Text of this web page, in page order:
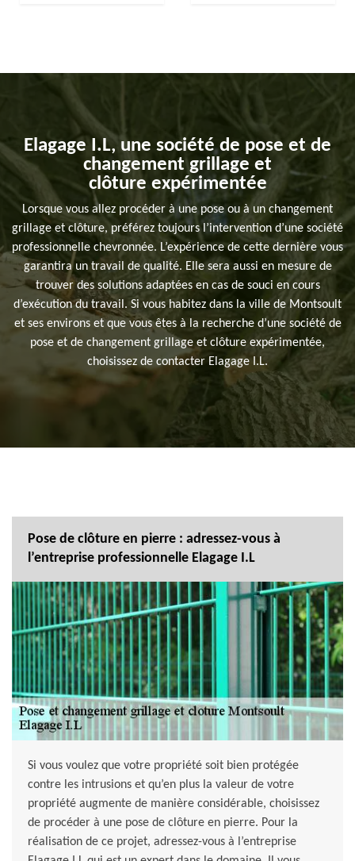
Elagage I.L, une société de pose et de
changement grillage et
clôture expérimentée
Lorsque vous allez procéder à une pose ou à un changement
grillage et clôture, préférez toujours l’intervention d’une société
professionnelle chevronnée. L’expérience de cette dernière vous
garantira un travail de qualité. Elle sera aussi en mesure de
trouver des solutions adaptées en cas de souci en cours
d’exécution du travail. Si vous habitez dans la ville de Montsoult
et ses environs et que vous êtes à la recherche d’une société de
pose et de changement grillage et clôture expérimentée,
choisissez de contacter Elagage I.L.
Pose de clôture en pierre : adressez-vous à
l’entreprise professionnelle Elagage I.L
Si vous voulez que votre propriété soit bien protégée
contre les intrusions et qu’en plus la valeur de votre
propriété augmente de manière considérable, choisissez
de procéder à une pose de clôture en pierre. Pour la
réalisation de ce projet, adressez-vous à l’entreprise